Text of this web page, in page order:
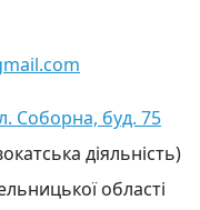
Соборна, буд. 75
діяльність)
області